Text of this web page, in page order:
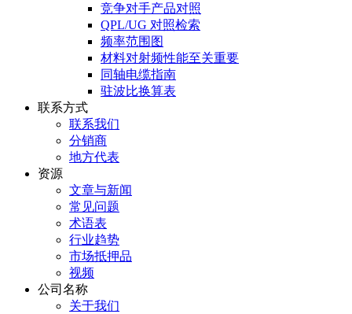
竞争对手产品对照
QPL/UG 对照检索
频率范围图
材料对射频性能至关重要
同轴电缆指南
驻波比换算表
联系方式
联系我们
分销商
地方代表
资源
文章与新闻
常见问题
术语表
行业趋势
市场抵押品
视频
公司名称
关于我们